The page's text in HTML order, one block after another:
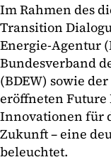
Im Rahmen des
Transition
Energie-Agentur
Bundesverband
(BDEW) sowie
eröffneten Future
Innovationen für
Zukunft – eine
beleuchtet.